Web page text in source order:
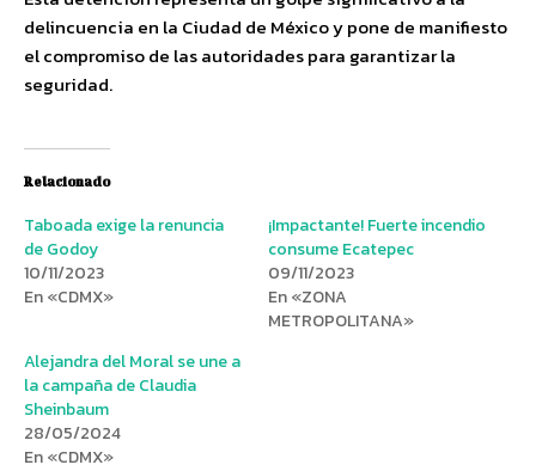
delincuencia en la Ciudad de México y pone de manifiesto
el compromiso de las autoridades para garantizar la
seguridad.
Relacionado
Taboada exige la renuncia
de Godoy
10/11/2023
En «CDMX»
¡Impactante! Fuerte incendio
consume Ecatepec
09/11/2023
En «ZONA
METROPOLITANA»
Alejandra del Moral se une a
la campaña de Claudia
Sheinbaum
28/05/2024
En «CDMX»